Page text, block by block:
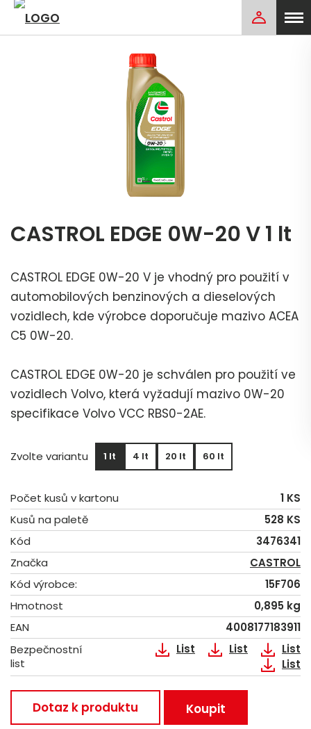
CASTROL EDGE 0W-20 V 1 lt
CASTROL EDGE 0W-20 V je vhodný pro použití v
automobilových benzinových a dieselových
vozidlech, kde výrobce doporučuje mazivo ACEA
C5 0W-20.
CASTROL EDGE 0W-20 je schválen pro použití ve
vozidlech Volvo, která vyžadují mazivo 0W-20
specifikace Volvo VCC RBS0-2AE.
Zvolte variantu 1 lt 4 lt 20 lt 60 lt
Počet kusů v kartonu
1 KS
Kusů na paletě
528 KS
Kód
3476341
Značka
CASTROL
Kód výrobce:
15F706
Hmotnost
0,895 kg
EAN
4008177183911
Bezpečnostní
list
List List
List
List
Dotaz k produktu Koupit